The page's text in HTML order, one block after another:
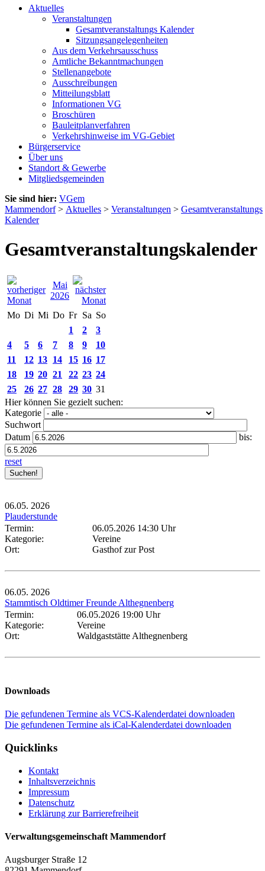
Aktuelles
Veranstaltungen
Gesamtveranstaltungs Kalender
Sitzungsangelegenheiten
Aus dem Verkehrsausschuss
Amtliche Bekanntmachungen
Stellenangebote
Ausschreibungen
Mitteilungsblatt
Informationen VG
Broschüren
Bauleitplanverfahren
Verkehrshinweise im VG-Gebiet
Bürgerservice
Über uns
Standort & Gewerbe
Mitgliedsgemeinden
Sie sind hier: VGem
Mammendorf> Aktuelles > Veranstaltungen > Gesamtveranstaltungs
Kalender
Gesamtveranstaltungskalender
Mai
2026
Mo Di Mi Do Fr Sa So
1
2
3
4
5 6 7 8 9
10
11
12 13 14 15 16 17
18
19 20 21 22 23 24
25
26 27 28 29 30 31
Hier können Sie gezielt suchen:
Kategorie
Suchwort
Datum
bis:
reset
06.05. 2026
Plauderstunde
Termin:
06.05.2026 14:30 Uhr
Kategorie:
Vereine
Ort:
Gasthof zur Post
06.05. 2026
Stammtisch Oldtimer Freunde Althegnenberg
Termin:
06.05.2026 19:00 Uhr
Kategorie:
Vereine
Ort:
Waldgaststätte Althegnenberg
Downloads
Die gefundenen Termine als VCS-Kalenderdatei downloaden
Die gefundenen Termine als iCal-Kalenderdatei downloaden
Quicklinks
Kontakt
Inhaltsverzeichnis
Impressum
Datenschutz
Erklärung zur Barrierefreiheit
Verwaltungsgemeinschaft Mammendorf
Augsburger Straße 12